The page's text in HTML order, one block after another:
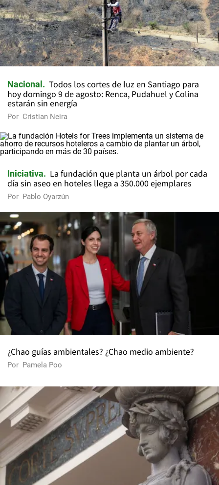
Nacional
Todos los cortes de luz en Santiago para
hoy domingo 9 de agosto: Renca, Pudahuel y Colina
estarán sin energía
Por Cristian Neira
Iniciativa
La fundación que planta un árbol por cada
día sin aseo en hoteles llega a 350.000 ejemplares
Por Pablo Oyarzún
¿Chao guías ambientales? ¿Chao medio ambiente?
Por Pamela Poo